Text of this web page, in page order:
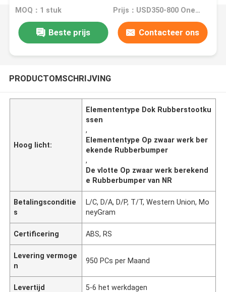
Rubberstootkussen
MOQ：1 stuk Prijs：USD350-800 One Piece
Beste prijs Contacteer ons
PRODUCTOMSCHRIJVING
Hoog licht:
Elemententype Dok Rubberstootku
ssen
,
Elemententype Op zwaar werk ber
ekende Rubberbumper
,
De vlotte Op zwaar werk berekend
e Rubberbumper van NR
Betalingsconditie
s
L/C, D/A, D/P, T/T, Western Union, Mo
neyGram
Certificering ABS, RS
Levering vermoge
n
950 PCs per Maand
Levertijd 5-6 het werkdagen